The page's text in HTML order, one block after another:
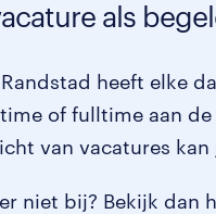
als
heeft elke
of fulltime aan
van vacatures
niet bij? Bekijk dan